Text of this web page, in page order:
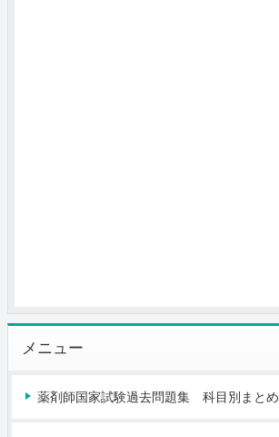
メニュー
薬剤師国家試験過去問題集 科目別まとめ